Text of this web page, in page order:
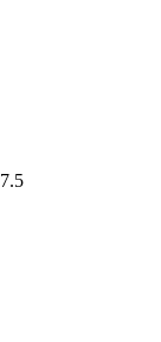
7.5